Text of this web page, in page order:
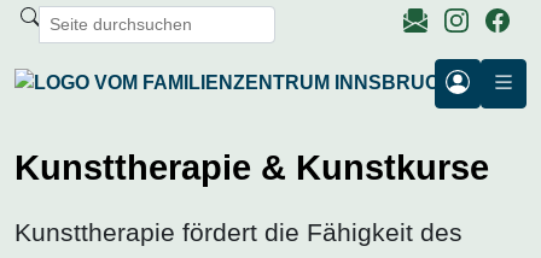
Kunsttherapie & Kunstkurse
Kunsttherapie fördert die Fähigkeit des